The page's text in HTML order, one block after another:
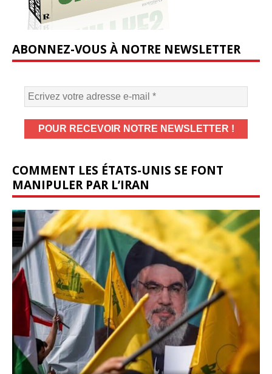
ABONNEZ-VOUS À NOTRE NEWSLETTER
COMMENT LES ÉTATS-UNIS SE FONT
MANIPULER PAR L’IRAN